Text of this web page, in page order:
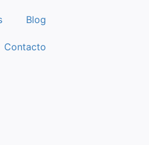
Blog
Contacto